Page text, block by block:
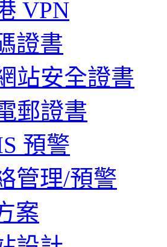
VPN
證書
站安全證書
郵證書
預警
管理/預警
案